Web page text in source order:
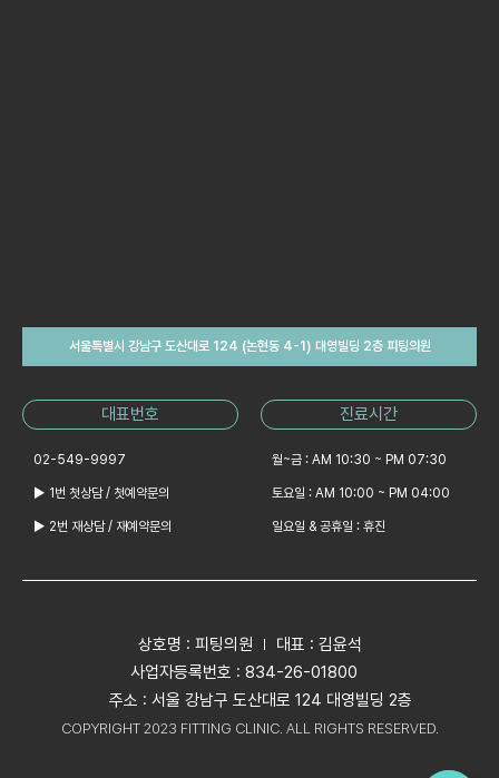
서울특별시 강남구 도산대로 124 (논현동 4-1) 대영빌딩 2층 피팅의원
대표번호
02-549-9997
▶ 1번 첫상담 / 첫예약문의
▶ 2번 재상담 / 재예약문의
진료시간
월~금 : AM 10:30 ~ PM 07:30
토요일 : AM 10:00 ~ PM 04:00
일요일 & 공휴일 : 휴진
상호명 : 피팅의원
대표 : 김윤석
사업자등록번호 : 834-26-01800
주소 : 서울 강남구 도산대로 124 대영빌딩 2층
COPYRIGHT 2023 FITTING CLINIC. ALL RIGHTS RESERVED.